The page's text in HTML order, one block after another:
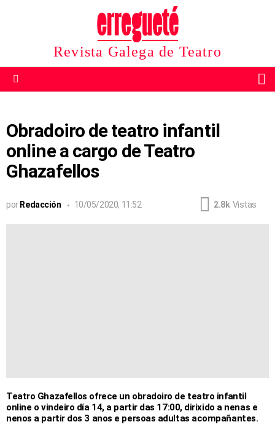
Revista Galega de Teatro
Obradoiro de teatro infantil
online a cargo de Teatro
Ghazafellos
por Redacción 10/05/2020, 11:52 2.8k Vistas
Teatro Ghazafellos ofrece un obradoiro de teatro infantil
online o vindeiro día 14, a partir das 17:00, dirixido a nenas e
nenos a partir dos 3 anos e persoas adultas acompañantes.